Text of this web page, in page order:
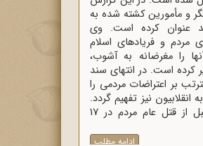
و مأمورین کشته شده به
عنوان کرده است. وی
مردم و فریادهای اسلام
را مغرضانه به آشوب،
کرده است. در انتهای سند
بر اعتراضات مردمی را
نیز تفهیم گردد.
این دستور العمل اندکی قبل از قتل عام مردم در 17
ادامه مطلب